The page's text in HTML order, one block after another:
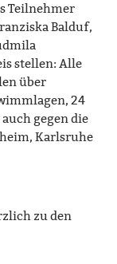
Teilnehmer
Balduf,
stellen: Alle
über
24
gegen die
Karlsruhe
zu den